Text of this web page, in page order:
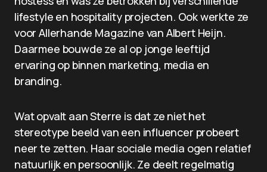
lifestyle en hospitality projecten. Ook werkte ze
voor Allerhande Magazine van Albert Heijn.
Daarmee bouwde ze al op jonge leeftijd
ervaring op binnen marketing, media en
branding.
Wat opvalt aan Sterre is dat ze niet het
stereotype beeld van een influencer probeert
neer te zetten. Haar sociale media ogen relatief
natuurlijk en persoonlijk. Ze deelt regelmatig